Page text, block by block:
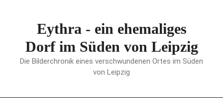
Eythra - ein ehemaliges
Dorf im Süden von Leipzig
Die Bilderchronik eines verschwundenen Ortes im Süden
von Leipzig